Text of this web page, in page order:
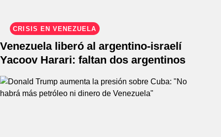
CRISIS EN VENEZUELA
Venezuela liberó al argentino-israelí
Yacoov Harari: faltan dos argentinos